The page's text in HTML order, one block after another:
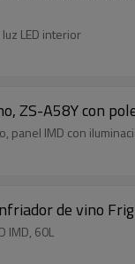
LED interior
ZS-A58Y con
IMD con
de vino
IMD, 60L